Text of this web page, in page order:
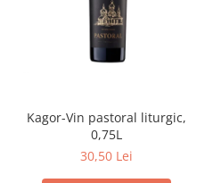
Kagor-Vin pastoral liturgic,
0,75L
30,50 Lei